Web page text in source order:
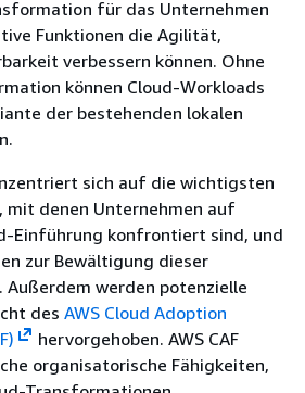
für das Unternehmen
Funktionen die Agilität,
verbessern können. Ohne
können Cloud-Workloads
der bestehenden lokalen
sich auf die wichtigsten
mit denen Unternehmen auf
Einführung konfrontiert sind, und
zur Bewältigung dieser
werden potenzielle
des AWS Cloud Adoption
hervorgehoben. AWS CAF
organisatorische Fähigkeiten,